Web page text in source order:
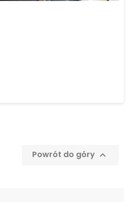
Powrót do góry 